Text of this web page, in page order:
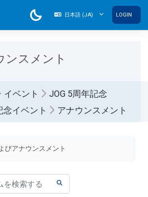
日本語 ‎(JA)‎ LOGIN
ンスメント
イベント
JOG 5周年記念
念イベント
アナウンスメント
びアナウンスメント
フォーラムを検索する